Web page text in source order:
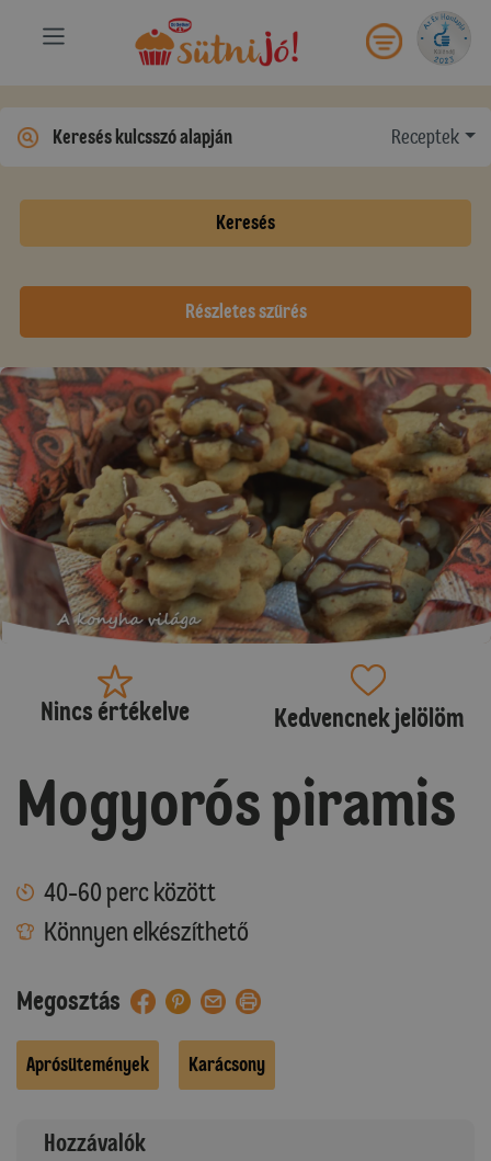
Receptek
Keresés
Részletes szűrés
Nincs értékelve Kedvencnek jelölöm
Mogyorós piramis
40-60 perc között
Könnyen elkészíthető
Megosztás
Aprósütemények Karácsony
Hozzávalók